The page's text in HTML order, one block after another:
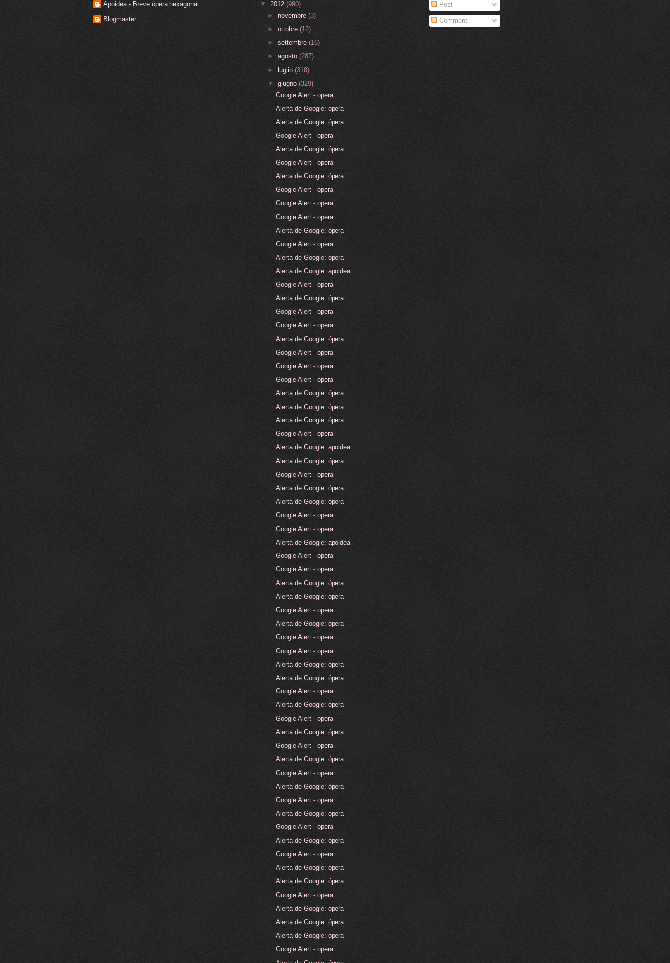
Apoidea - Breve ópera hexagonal
Blogmaster
▼ 2012 (980)
►novembre(3)
►ottobre(12)
►settembre(16)
►agosto(287)
►luglio(318)
▼giugno(329)
Google Alert - opera
Alerta de Google: ópera
Alerta de Google: ópera
Google Alert - opera
Alerta de Google: ópera
Google Alert - opera
Alerta de Google: ópera
Google Alert - opera
Google Alert - opera
Google Alert - opera
Alerta de Google: ópera
Google Alert - opera
Alerta de Google: ópera
Alerta de Google: apoidea
Google Alert - opera
Alerta de Google: ópera
Google Alert - opera
Google Alert - opera
Alerta de Google: ópera
Google Alert - opera
Google Alert - opera
Google Alert - opera
Alerta de Google: ópera
Alerta de Google: ópera
Alerta de Google: ópera
Google Alert - opera
Alerta de Google: apoidea
Alerta de Google: ópera
Google Alert - opera
Alerta de Google: ópera
Alerta de Google: ópera
Google Alert - opera
Google Alert - opera
Alerta de Google: apoidea
Google Alert - opera
Google Alert - opera
Alerta de Google: ópera
Alerta de Google: ópera
Google Alert - opera
Alerta de Google: ópera
Google Alert - opera
Google Alert - opera
Alerta de Google: ópera
Alerta de Google: ópera
Google Alert - opera
Alerta de Google: ópera
Google Alert - opera
Alerta de Google: ópera
Google Alert - opera
Alerta de Google: ópera
Google Alert - opera
Alerta de Google: ópera
Google Alert - opera
Alerta de Google: ópera
Google Alert - opera
Alerta de Google: ópera
Google Alert - opera
Alerta de Google: ópera
Alerta de Google: ópera
Google Alert - opera
Alerta de Google: ópera
Alerta de Google: ópera
Alerta de Google: ópera
Google Alert - opera
Post
Commenti